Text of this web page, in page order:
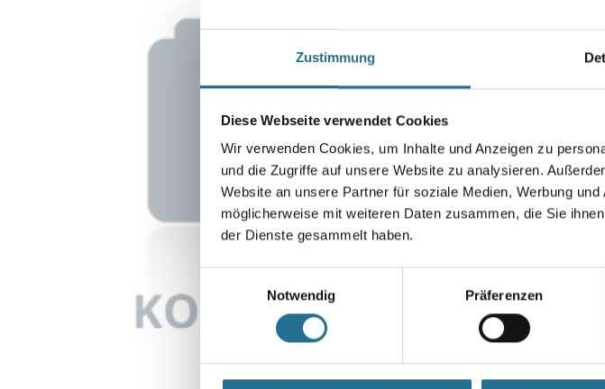
Zustimmung
Diese Webseite verwendet Cookies
Wir verwenden Cookies, um Inhalte und Anzeigen zu
und die Zugriffe auf unsere Website zu analysieren.
Website an unsere Partner für soziale Medien, Werbung
möglicherweise mit weiteren Daten zusammen, die Sie
der Dienste gesammelt haben.
Notwendig
Präferenzen